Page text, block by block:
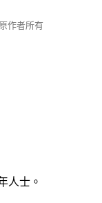
作者所有
人士。